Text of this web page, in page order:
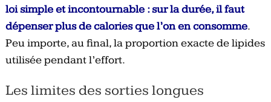
loi simple et incontournable : sur la durée, il faut
dépenser plus de calories que l’on en consomme.
Peu importe, au final, la proportion exacte de lipides
utilisée pendant l’effort.
Les limites des sorties longues